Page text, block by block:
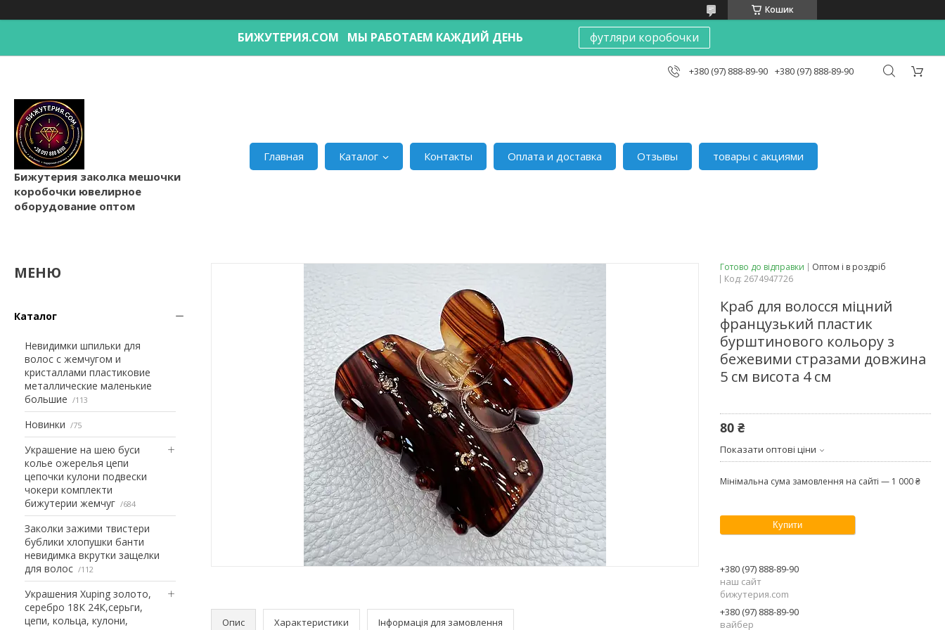
Кошик
БИЖУТЕРИЯ.COM МЫ РАБОТАЕМ КАЖДИЙ ДЕНЬ футляри коробочки
+380 (97) 888-89-90 +380 (97) 888-89-90
Бижутерия заколка мешочки
коробочки ювелирное
оборудование оптом
Главная Каталог Контакты Оплата и доставка Отзывы товары с акциями
Каталог
Невидимки шпильки для
волос с жемчугом и
кристаллами пластиковие
металлические маленькие
большие
113
Новинки 75
Украшение на шею буси
колье ожерелья цепи
цепочки кулони подвески
чокери комплекти
бижутерии жемчуг
684
Заколки зажими твистери
бублики хлопушки банти
невидимка вкрутки защелки
для волос
112
Украшения Xuping золото,
серебро 18К 24К,серьги,
цепи, кольца, кулони,
Опис Характеристики Інформація для замовлення
Готово до відправки
Оптом і в роздріб
Код: 2674947726
Краб для волосся міцний
французький пластик
бурштинового кольору з
бежевими стразами довжина
5 см висота 4 см
80 ₴
Показати оптові ціни
Мінімальна сума замовлення на сайті — 1 000 ₴
Купити
+380 (97) 888-89-90
наш сайт
бижутерия.com
+380 (97) 888-89-90
вайбер